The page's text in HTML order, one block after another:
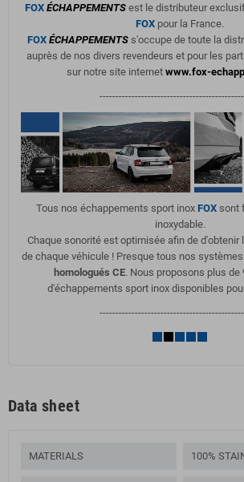
FOX ÉCHAPPEMENTSest le distributeur
FOX pour la France.
FOX ÉCHAPPEMENTSs'occupe de toute la
auprès de nos divers revendeurs et pour les
sur notre site internet www.fox-
Tous nos échappements sport inox FOX sont
inoxydable.
Chaque sonorité est optimisée afin de d'obtenir
de chaque véhicule ! Presque tous nos
homologués CE. Nous proposons plus de
d'échappements sport inox disponibles
Data sheet
MATERIALS 100%